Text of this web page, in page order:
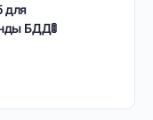
для
БДД🚦